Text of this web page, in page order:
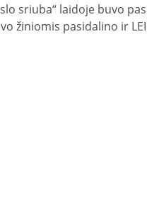
sriuba“ laidoje buvo
žiniomis pasidalino ir